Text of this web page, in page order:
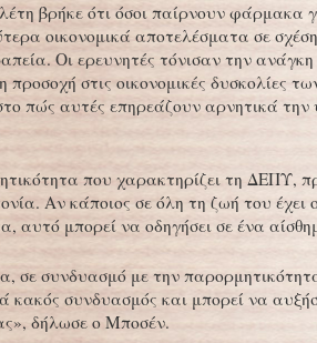
βρήκε ότι όσοι παίρνουν φάρμακα
οικονομικά αποτελέσματα σε
Οι ερευνητές τόνισαν την ανάγκη
προσοχή στις οικονομικές δυσκολίες
πώς αυτές επηρεάζουν αρνητικά την
που χαρακτηρίζει τη ΔΕΠΥ,
Αν κάποιος σε όλη τη ζωή του έχει
αυτό μπορεί να οδηγήσει σε ένα
σε συνδυασμό με την
κακός συνδυασμός και μπορεί να
δήλωσε ο Μποσέν.